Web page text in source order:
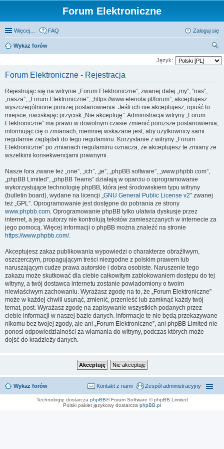
Forum Elektroniczne
Więcej… FAQ Zaloguj się
Wykaz forów
zu
Język:
Forum Elektroniczne - Rejestracja
Rejestrując się na witrynie „Forum Elektroniczne”, zwanej dalej „my”, ”nas”,
„nasza”, „Forum Elektroniczne”, „https://www.elenota.pl/forum”, akceptujesz
wyszczególnione poniżej postanowienia. Jeśli ich nie akceptujesz, opuść to
miejsce, naciskając przycisk „Nie akceptuję”. Administracja witryny „Forum
Elektroniczne” ma prawo w dowolnym czasie zmienić poniższe postanowienia,
informując cię o zmianach, niemniej wskazane jest, aby użytkownicy sami
regularnie zaglądali do tego regulaminu. Korzystanie z witryny „Forum
Elektroniczne” po zmianach regulaminu oznacza, że akceptujesz te zmiany ze
wszelkimi konsekwencjami prawnymi.
Nasze fora zwane też „one”, „ich”, „je”, „phpBB software”, „www.phpbb.com”,
„phpBB Limited”, „phpBB Teams” działają w oparciu o oprogramowanie
wykorzystujące technologię phpBB, która jest środowiskiem typu witryny
(bulletin board), wydane na licencji „GNU General Public License v2” zwanej
też „GPL”. Oprogramowanie jest dostępne do pobrania ze strony
www.phpbb.com. Oprogramowanie phpBB tylko ułatwia dyskusje przez
internet, a jego autorzy nie kontrolują tekstów zamieszczanych w internecie za
jego pomocą. Więcej informacji o phpBB można znaleźć na stronie
https://www.phpbb.com/.
Akceptujesz zakaz publikowania wypowiedzi o charakterze obraźliwym,
oszczerczym, propagującym treści niezgodne z polskim prawem lub
naruszającym cudze prawa autorskie i dobra osobiste. Naruszenie tego
zakazu może skutkować dla ciebie całkowitym zablokowaniem dostępu do tej
witryny, a twój dostawca internetu zostanie powiadomiony o twoim
niewłaściwym zachowaniu. Wyrażasz zgodę na to, że „Forum Elektroniczne”
może w każdej chwili usunąć, zmienić, przenieść lub zamknąć każdy twój
temat, post. Wyrażasz zgodę na zapisywanie wszystkich podanych przez
ciebie informacji w naszej bazie danych. Informacje te nie będą przekazywane
nikomu bez twojej zgody, ale ani „Forum Elektroniczne”, ani phpBB Limited nie
ponosi odpowiedzialności za włamania do witryny, podczas których może
dojść do kradzieży danych.
Wykaz forów Zespół administracyjny
Kontakt z nami
Technologię dostarcza phpBB® Forum Software © phpBB Limited
Polski pakiet językowy dostarcza phpBB.pl